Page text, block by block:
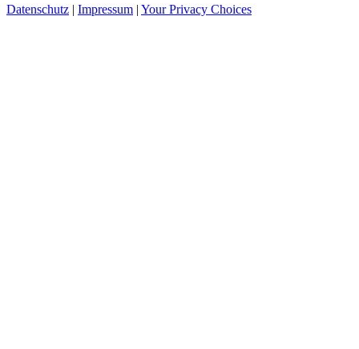
Datenschutz | Impressum | Your Privacy Choices